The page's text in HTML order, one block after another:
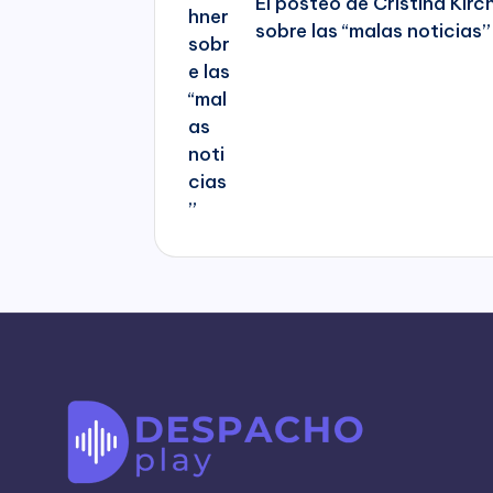
sobre las “malas noticias”